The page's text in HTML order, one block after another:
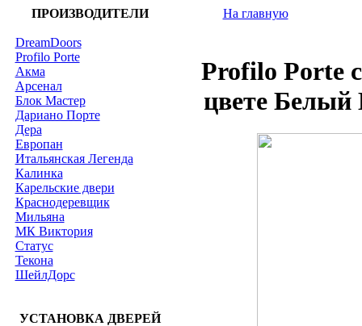
ПРОИЗВОДИТЕЛИ
DreamDoors
Profilo Porte
Акма
Арсенал
Блок Мастер
Дариано Порте
Дера
Европан
Итальянская Легенда
Калинка
Карельские двери
Краснодеревщик
Мильяна
МК Виктория
Статус
Текона
ШейлДорс
УСТАНОВКА ДВЕРЕЙ
На главную
Profilo Porte
цвете Белый